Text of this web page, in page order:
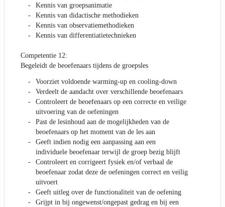
Kennis van groepsanimatie
Kennis van didactische methodieken
Kennis van observatiemethodieken
Kennis van differentiatietechnieken
Competentie 12:
Begeleidt de beoefenaars tijdens de groepsles
Voorziet voldoende warming-up en cooling-down
Verdeelt de aandacht over verschillende beoefenaars
Controleert de beoefenaars op een correcte en veilige
uitvoering van de oefeningen
Past de lesinhoud aan de mogelijkheden van de
beoefenaars op het moment van de les aan
Geeft indien nodig een aanpassing aan een
individuele beoefenaar terwijl de groep bezig blijft
Controleert en corrigeert fysiek en/of verbaal de
beoefenaar zodat deze de oefeningen correct en veilig
uitvoert
Geeft uitleg over de functionaliteit van de oefening
Grijpt in bij ongewenst/ongepast gedrag en bij een